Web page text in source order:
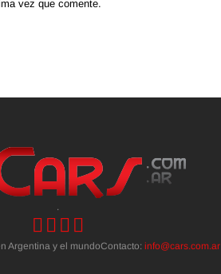
vez que comente.
.
Argentina y el mundoContacto: info@cars.com.ar